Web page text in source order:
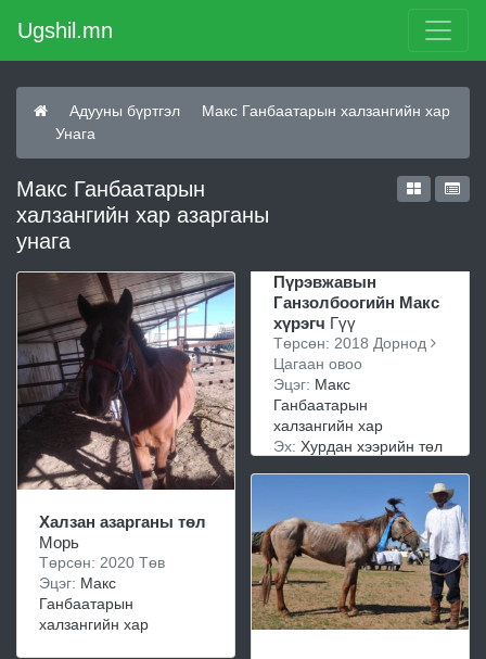
Ugshil.mn
Адууны бүртгэл
Макс Ганбаатарын халзангийн хар
Унага
Макс Ганбаатарын
халзангийн хар азарганы
унага
Халзан азарганы төл
Морь
Төрсөн: 2020 Төв
Эцэг: Макс
Ганбаатарын
халзангийн хар
Пүрэвжавын
Ганзолбоогийн Макс
хүрэгч Гүү
Төрсөн: 2018 Дорнод
Цагаан овоо
Эцэг: Макс
Ганбаатарын
халзангийн хар
Эх: Хурдан хээрийн төл